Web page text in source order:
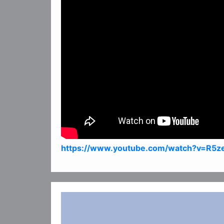
https://www.youtube.com/